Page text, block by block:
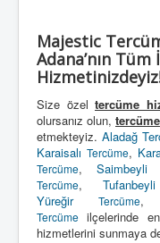
Majestic
Adana’nın
Size özel tercüme
olursanız olun, tercüme
etmekteyiz. Aladağ
KaraisalıTercüme,
Tercüme,Saimbeyli
Tercüme,
Yüreğir Tercüme,
Tercüme ilçelerinde
hizmetlerini sunmaya